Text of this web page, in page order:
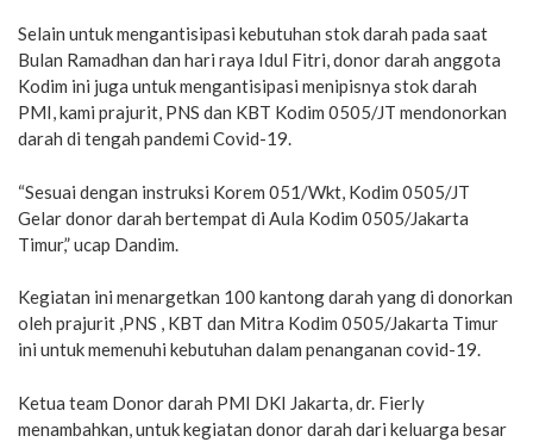
Selain untuk mengantisipasi kebutuhan stok darah pada saat
Bulan Ramadhan dan hari raya Idul Fitri, donor darah anggota
Kodim ini juga untuk mengantisipasi menipisnya stok darah
PMI, kami prajurit, PNS dan KBT Kodim 0505/JT mendonorkan
darah di tengah pandemi Covid-19.
“Sesuai dengan instruksi Korem 051/Wkt, Kodim 0505/JT
Gelar donor darah bertempat di Aula Kodim 0505/Jakarta
Timur,” ucap Dandim.
Kegiatan ini menargetkan 100 kantong darah yang di donorkan
oleh prajurit ,PNS , KBT dan Mitra Kodim 0505/Jakarta Timur
ini untuk memenuhi kebutuhan dalam penanganan covid-19.
Ketua team Donor darah PMI DKI Jakarta, dr. Fierly
menambahkan, untuk kegiatan donor darah dari keluarga besar